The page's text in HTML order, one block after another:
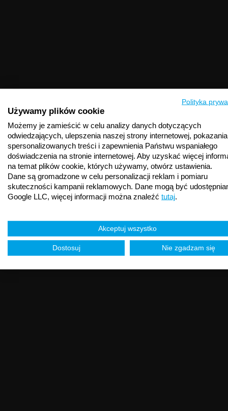
Polityka
Używamy plików cookie
Możemy je zamieścić w celu analizy danych dotyczących
odwiedzających, ulepszenia naszej strony internetowej, pokazania
spersonalizowanych treści i zapewnienia Państwu wspaniałego
doświadczenia na stronie internetowej. Aby uzyskać więcej
na temat plików cookie, których używamy, otwórz ustawienia.
Dane są gromadzone w celu personalizacji reklam i pomiaru
skuteczności kampanii reklamowych. Dane mogą być
Google LLC, więcej informacji można znaleźć tutaj.
Akceptuj wszystko
Dostosuj Nie zgadzam się